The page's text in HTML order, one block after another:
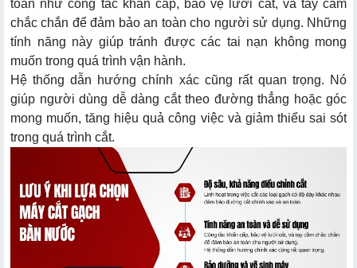
toàn như công tắc khẩn cấp, bảo vệ lưỡi cắt, và tay cầm
chắc chắn để đảm bảo an toàn cho người sử dụng. Những
tính năng này giúp tránh được các tai nạn không mong
muốn trong quá trình vận hành.
Hệ thống dẫn hướng chính xác cũng rất quan trọng. Nó
giúp người dùng dễ dàng cắt theo đường thẳng hoặc góc
mong muốn, tăng hiệu quả công việc và giảm thiểu sai sót
trong quá trình cắt.